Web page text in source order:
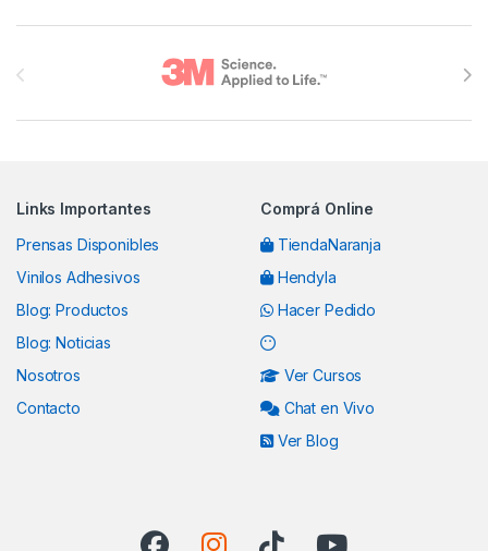
Links Importantes
Prensas Disponibles
Vinilos Adhesivos
Blog: Productos
Blog: Noticias
Nosotros
Contacto
Comprá Online
TiendaNaranja
Hendyla
Hacer Pedido
Ver Cursos
Chat en Vivo
Ver Blog